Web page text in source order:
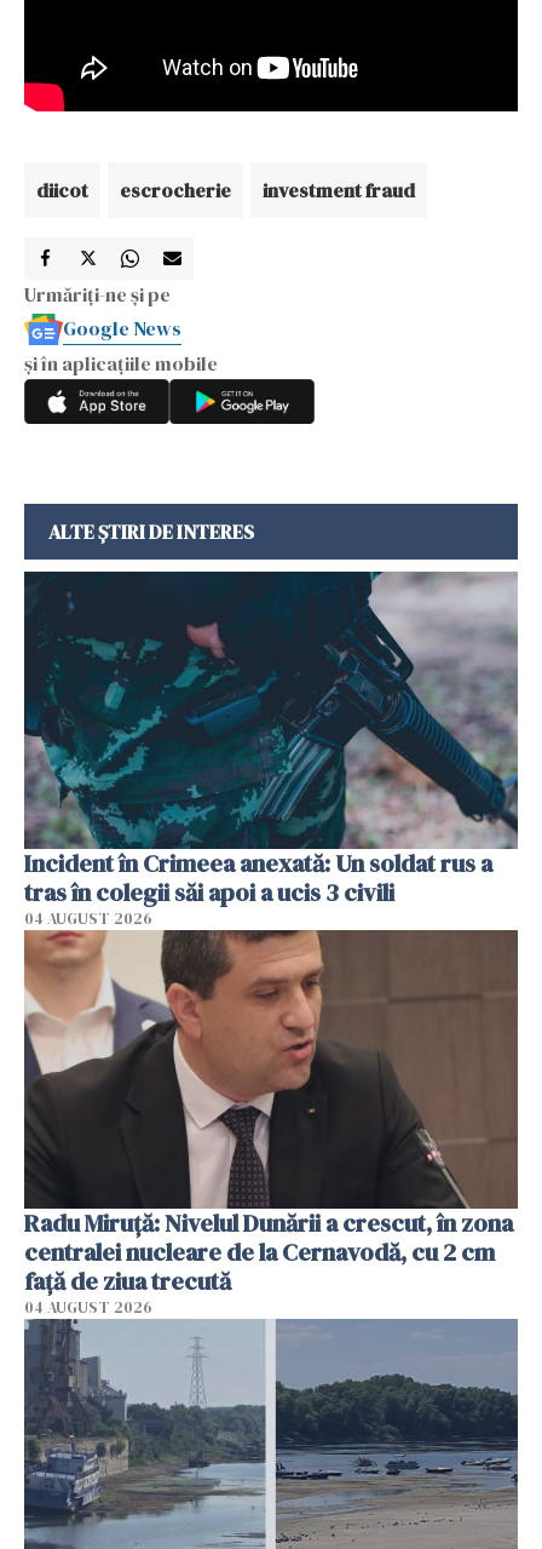
diicot escrocherie investment fraud
Urmăriți-ne și pe
Google News
și în aplicațiile mobile
ALTE ȘTIRI DE INTERES
Incident în Crimeea anexată: Un soldat rus a
tras în colegii săi apoi a ucis 3 civili
04 AUGUST 2026
Radu Miruţă: Nivelul Dunării a crescut, în zona
centralei nucleare de la Cernavodă, cu 2 cm
faţă de ziua trecută
04 AUGUST 2026